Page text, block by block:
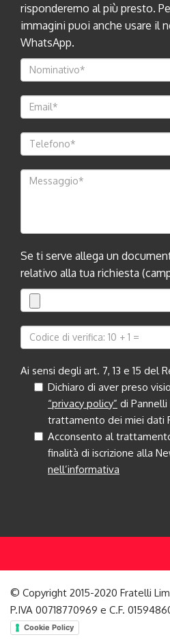
risponderemo al più presto.
immagini puoi anche usare il
WhatsApp.
Se ti serve allega un
relativo alla tua richiesta
Ai sensi degli art. 7, 13 e 15 del
Dichiaro di aver preso
“privacy policy” di
trattamento dei miei dati
Acconsento al
finalità di iscrizione alla
nell’informativa
© Copyright 2015-2020 Fratelli
P.IVA 00718770969 e C.F.
Cookie Policy